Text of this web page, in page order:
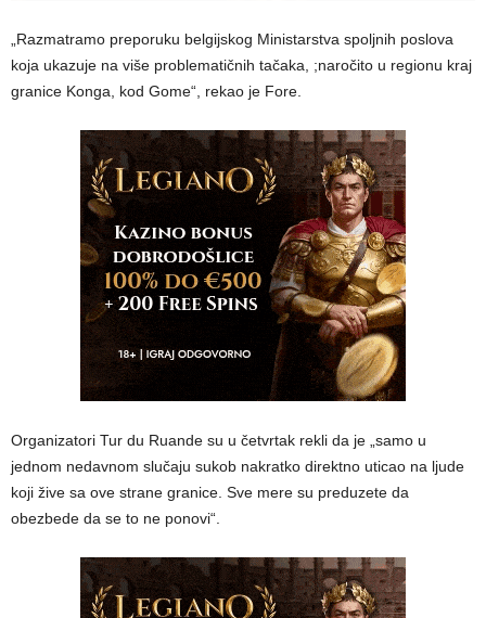
„Razmatramo preporuku belgijskog Ministarstva spoljnih poslova
koja ukazuje na više problematičnih tačaka, ;naročito u regionu kraj
granice Konga, kod Gome“, rekao je Fore.
Organizatori Tur du Ruande su u četvrtak rekli da je „samo u
jednom nedavnom slučaju sukob nakratko direktno uticao na ljude
koji žive sa ove strane granice. Sve mere su preduzete da
obezbede da se to ne ponovi“.